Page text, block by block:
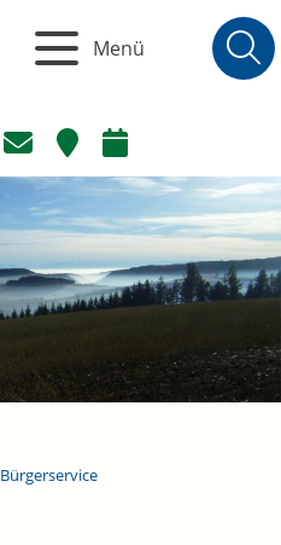
Menü
Bürgerservice